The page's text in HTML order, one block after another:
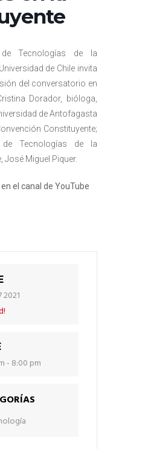
Tecnologías de la
de Chile invita
del conversatorio en
Dorador, bióloga,
de Antofagasta
Constituyente;
Tecnologías de la
José Miguel Piquer.
el canal de YouTube
2021
- 8:00 pm